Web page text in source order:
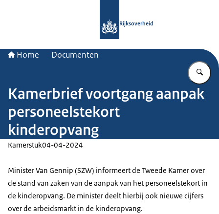
Rijksoverheid
Home Documenten
Kamerbrief voortgang aanpak
personeelstekort
kinderopvang
Kamerstuk04-04-2024
Minister Van Gennip (SZW) informeert de Tweede Kamer over
de stand van zaken van de aanpak van het personeelstekort in
de kinderopvang. De minister deelt hierbij ook nieuwe cijfers
over de arbeidsmarkt in de kinderopvang.